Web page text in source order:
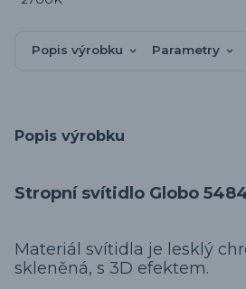
Popis výrobku Parametry
Popis výrobku
Stropní svítidlo Globo
Materiál svítidla je lesklý
skleněná, s 3D efektem.